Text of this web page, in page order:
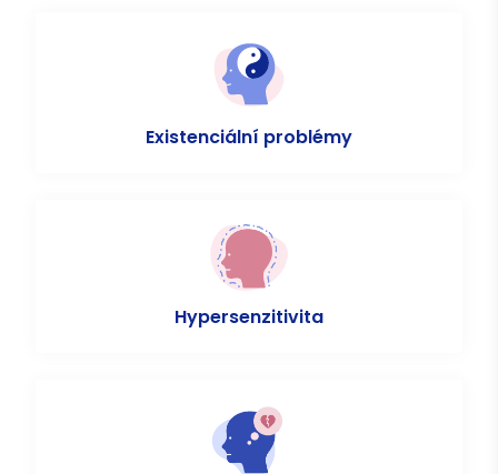
Existenciální problémy
Hypersenzitivita